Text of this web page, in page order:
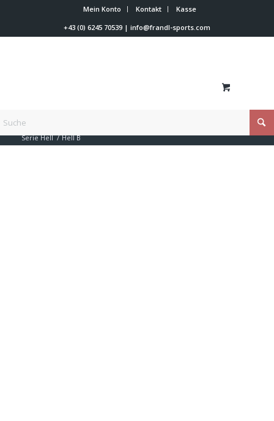
Mein Konto Kontakt
Kasse
+43 (0) 6245 70539| info@frandl-sports.com
Du bist hier:
Serie Hell / Hell B